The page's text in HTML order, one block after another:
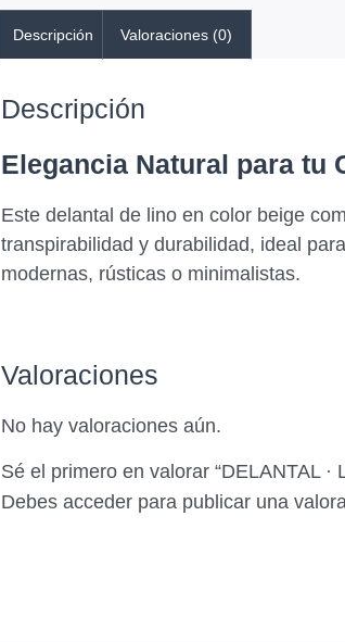
Descripción Valoraciones (0)
Descripción
Elegancia Natural para tu
Este delantal de lino en color beige
transpirabilidad y durabilidad, ideal
modernas, rústicas o minimalistas.
Valoraciones
No hay valoraciones aún.
Sé el primero en valorar “DELANTAL ·
Debes acceder para publicar una